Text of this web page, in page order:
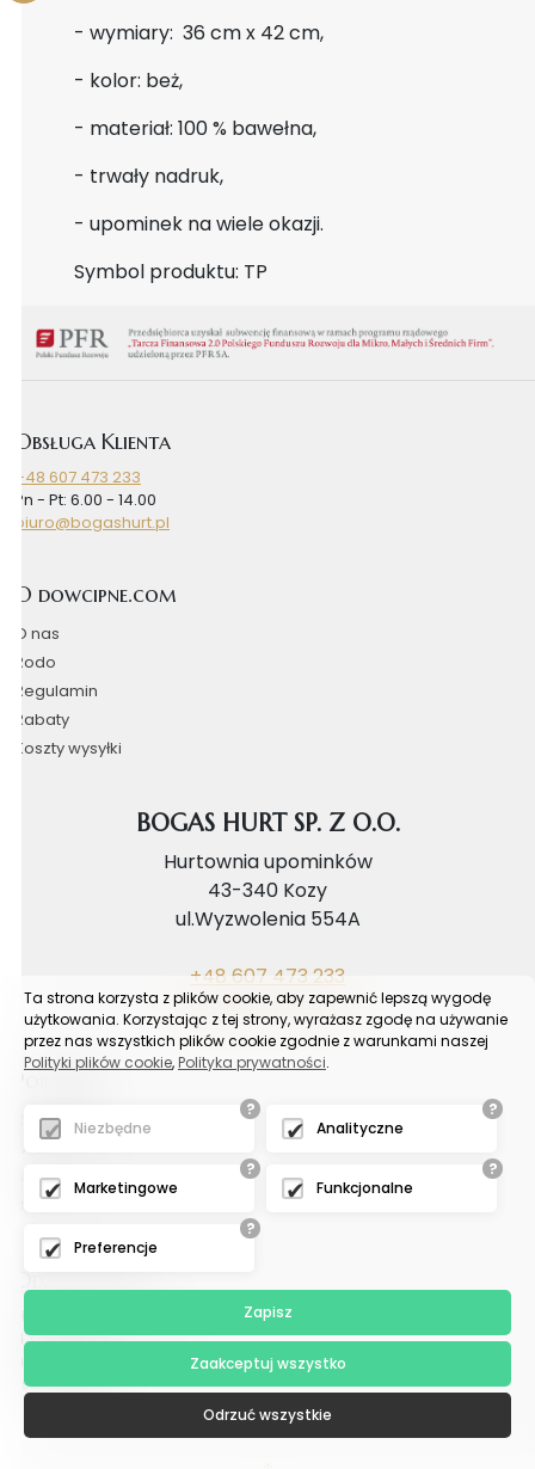
- wymiary: 36 cm x 42 cm,
- kolor: beż,
- materiał: 100 % bawełna,
- trwały nadruk,
- upominek na wiele okazji.
Symbol produktu: TP
Obsługa Klienta
+48 607 473 233
Pn - Pt: 6.00 - 14.00
biuro@bogashurt.pl
O dowcipne.com
O nas
Rodo
Regulamin
Rabaty
Koszty wysyłki
BOGAS HURT SP. Z O.O.
Hurtownia upominków
43-340 Kozy
ul.Wyzwolenia 554A
+48 607 473 233
biuro@bogashurt.pl
Poradnik
Reklamacje
Samouczek
Blog
43-100 Tychy
(sektor G-13)
Ta strona korzysta z plików cookie, aby zapewnić lepszą wygodę
użytkowania. Korzystając z tej strony, wyrażasz zgodę na używanie
przez nas wszystkich plików cookie zgodnie z warunkami naszej
Polityki plików cookie, Polityka prywatności.
?
Niezbędne
?
Analityczne
?
Marketingowe
?
Funkcjonalne
?
Preferencje
Zapisz
Zaakceptuj wszystko
Odrzuć wszystkie